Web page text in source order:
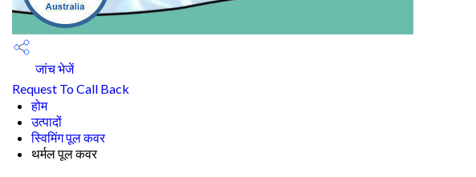
जांच भेजें
Request To Call Back
होम
उत्पादों
स्विमिंग पूल कवर
थर्मल पूल कवर